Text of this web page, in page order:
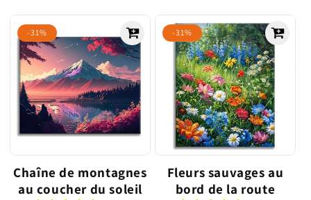
habituelpromotionnel
-31%
Chaîne de montagnes
au coucher du soleil
-31%
Fleurs sauvages au
bord de la route